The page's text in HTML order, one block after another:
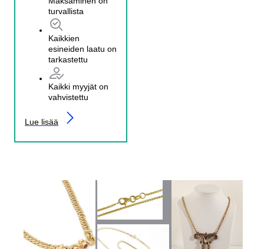
turvallista
Kaikkien
esineiden laatu on
tarkastettu
Kaikki myyjät on
vahvistettu
Lue lisää